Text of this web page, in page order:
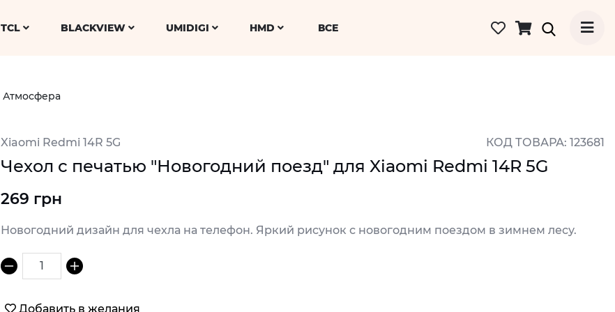
TCL BLACKVIEW UMIDIGI HMD ВСЕ
Атмосфера
Xiaomi Redmi 14R 5G КОД ТОВАРА: 123681
Чехол с печатью "Новогодний поезд" для Xiaomi Redmi 14R 5G
269 грн
Новогодний дизайн для чехла на телефон. Яркий рисунок с новогодним поездом в зимнем лесу.
1
Добавить в желания